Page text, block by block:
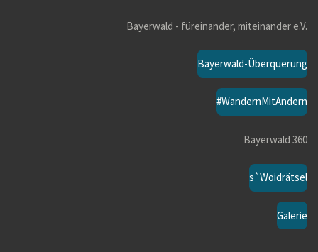
Bayerwald - füreinander, miteinander e.V.
Bayerwald-Überquerung
#WandernMitAndern
Bayerwald 360
s`Woidrätsel
Galerie